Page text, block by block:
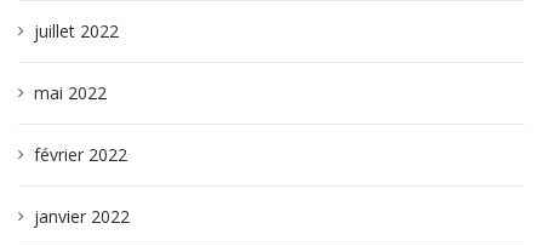
juillet 2022
mai 2022
février 2022
janvier 2022